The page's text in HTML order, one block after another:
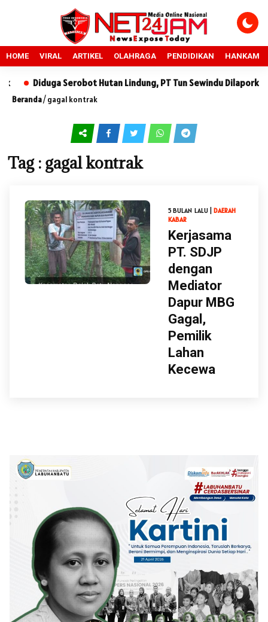
HOME VIRAL ARTIKEL OLAHRAGA PENDIDIKAN HANKAM
Diduga Serobot Hutan Lindung, PT Tun Sewindu Dilaporkan ke
Beranda/gagal kontrak
Tag : gagal kontrak
5 BULAN LALU | DAERAH
KABAR
Kerjasama
PT. SDJP
dengan
Mediator
Dapur MBG
Gagal,
Pemilik
Lahan
Kecewa